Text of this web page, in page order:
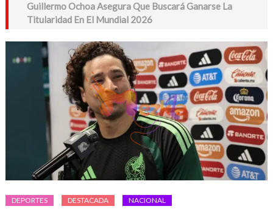
Guillermo Ochoa Asegura Que Buscará Ganarse La
Titularidad En El Mundial 2026
DEPORTES DESTACADA NACIONAL